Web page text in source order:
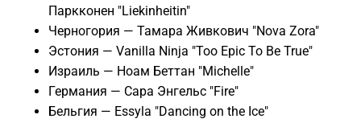
Паркконен "Liekinheitin"
Черногория — Тамара Живкович "Nova Zora"
Эстония — Vanilla Ninja "Too Epic To Be True"
Израиль — Ноам Беттан "Michelle"
Германия — Сара Энгельс "Fire"
Бельгия — Essyla "Dancing on the Ice"